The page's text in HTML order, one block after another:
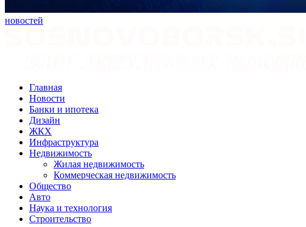
новостей
Главная
Новости
Банки и ипотека
Дизайн
ЖКХ
Инфраструктура
Недвижимость
Жилая недвижимость
Коммерческая недвижимость
Общество
Авто
Наука и технология
Строительство